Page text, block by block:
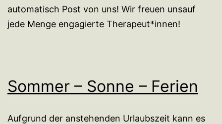
automatisch Post von uns! Wir freuen unsauf
jede Menge engagierte Therapeut*innen!
Sommer – Sonne – Ferien
Aufgrund der anstehenden Urlaubszeit kann es